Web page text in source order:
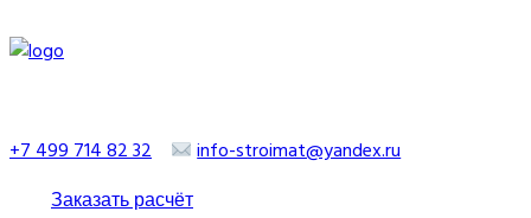
+7 499 714 82 32
info-stroimat@yandex.ru
Заказать расчёт